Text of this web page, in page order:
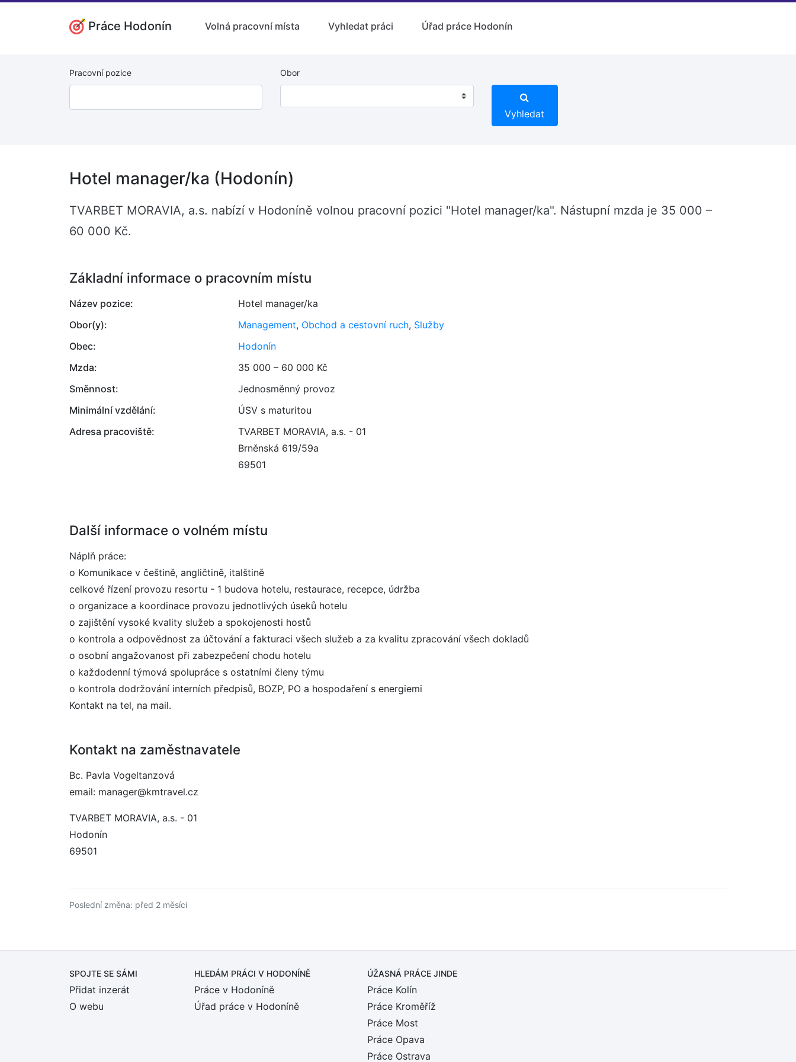
Práce Hodonín Volná pracovní místa Vyhledat práci Úřad práce Hodonín
Pracovní pozice Obor
Vyhledat
Hotel manager/ka (Hodonín)
TVARBET MORAVIA, a.s. nabízí v Hodoníně volnou pracovní pozici "Hotel manager/ka". Nástupní mzda je 35 000 –
60 000 Kč.
Základní informace o pracovním místu
Název pozice:
Hotel manager/ka
Obor(y):
Management, Obchod a cestovní ruch, Služby
Obec:
Hodonín
Mzda:
35 000 – 60 000 Kč
Směnnost:
Jednosměnný provoz
Minimální vzdělání:
ÚSV s maturitou
Adresa pracoviště:
TVARBET MORAVIA, a.s. - 01
Brněnská 619/59a
69501
Další informace o volném místu
Náplň práce:
o Komunikace v češtině, angličtině, italštině
celkové řízení provozu resortu - 1 budova hotelu, restaurace, recepce, údržba
o organizace a koordinace provozu jednotlivých úseků hotelu
o zajištění vysoké kvality služeb a spokojenosti hostů
o kontrola a odpovědnost za účtování a fakturaci všech služeb a za kvalitu zpracování všech dokladů
o osobní angažovanost při zabezpečení chodu hotelu
o každodenní týmová spolupráce s ostatními členy týmu
o kontrola dodržování interních předpisů, BOZP, PO a hospodaření s energiemi
Kontakt na tel, na mail.
Kontakt na zaměstnavatele
Bc. Pavla Vogeltanzová
email: manager@kmtravel.cz
TVARBET MORAVIA, a.s. - 01
Hodonín
69501
Poslední změna: před 2 měsíci
SPOJTE SE SÁMI
Přidat inzerát
O webu
HLEDÁM PRÁCI V HODONÍNĚ
Práce v Hodoníně
Úřad práce v Hodoníně
ÚŽASNÁ PRÁCE JINDE
Práce Kolín
Práce Kroměříž
Práce Most
Práce Opava
Práce Ostrava